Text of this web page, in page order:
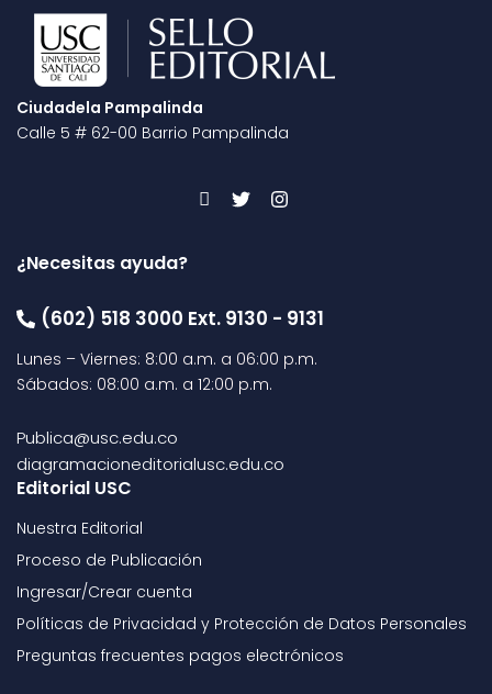
Ciudadela Pampalinda
Calle 5 # 62-00 Barrio Pampalinda
¿Necesitas ayuda?
(602) 518 3000 Ext. 9130 - 9131
Lunes – Viernes: 8:00 a.m. a 06:00 p.m.
Sábados: 08:00 a.m. a 12:00 p.m.
Publica@usc.edu.co
diagramacioneditorialusc.edu.co
Editorial USC
Nuestra Editorial
Proceso de Publicación
Ingresar/Crear cuenta
Políticas de Privacidad y Protección de Datos Personales
Preguntas frecuentes pagos electrónicos